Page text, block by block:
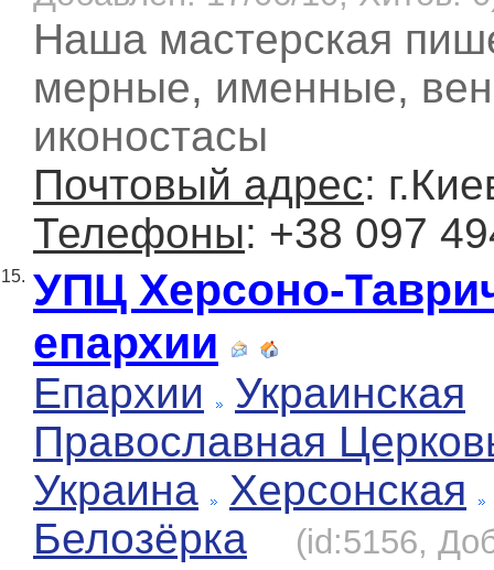
Наша мастерская
мерные, именные,
иконостасы
Почтовый адрес:
Телефоны: +38 097
15. УПЦ Херсоно-
епархии
Епархии
Украинская
Православная
Украина
Херсонская
Белозёрка
(id:5156,